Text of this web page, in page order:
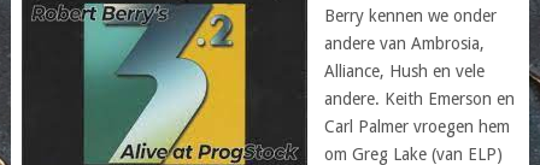
Berry kennen we onder
andere van Ambrosia,
Alliance, Hush en vele
andere. Keith Emerson en
Carl Palmer vroegen hem
om Greg Lake (van ELP)